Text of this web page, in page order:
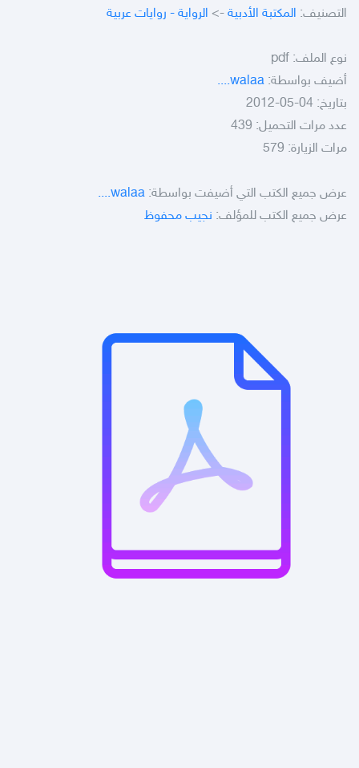
التصنيف: المكتبة الأدبية -> الرواية - روايات عربية
نوع الملف: pdf
أضيف بواسطة: walaa....
بتاريخ: 04-05-2012
عدد مرات التحميل: 439
مرات الزيارة: 579
عرض جميع الكتب التي أضيفت بواسطة: walaa....
عرض جميع الكتب للمؤلف: نجيب محفوظ